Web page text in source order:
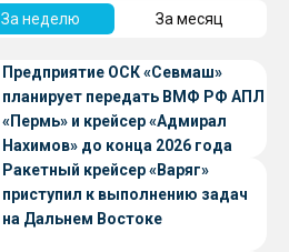
За неделю За месяц
Предприятие ОСК «Севмаш»
планирует передать ВМФ РФ АПЛ
«Пермь» и крейсер «Адмирал
Нахимов» до конца 2026 года
Ракетный крейсер «Варяг»
приступил к выполнению задач
на Дальнем Востоке